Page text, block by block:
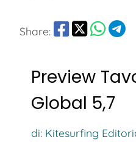
Share:
Preview
Global 5,7
di: Kitesurfing